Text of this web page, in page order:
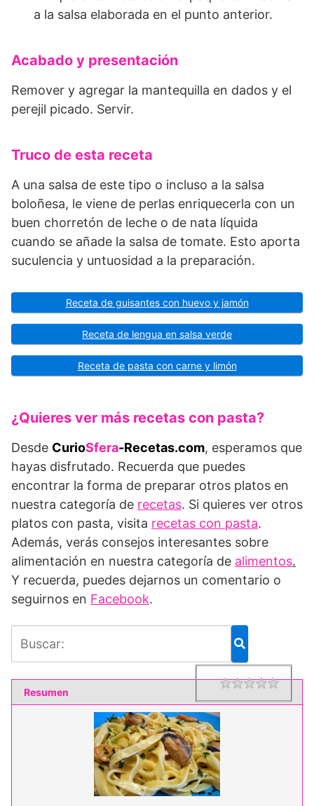
a la salsa elaborada en el punto anterior.
Acabado y presentación
Remover y agregar la mantequilla en dados y el
perejil picado. Servir.
Truco de esta receta
A una salsa de este tipo o incluso a la salsa
boloñesa, le viene de perlas enriquecerla con un
buen chorretón de leche o de nata líquida
cuando se añade la salsa de tomate. Esto aporta
suculencia y untuosidad a la preparación.
Receta de guisantes con huevo y jamón
Receta de lengua en salsa verde
Receta de pasta con carne y limón
¿Quieres ver más recetas con pasta?
Desde CurioSfera-Recetas.com, esperamos que
hayas disfrutado. Recuerda que puedes
encontrar la forma de preparar otros platos en
nuestra categoría de recetas. Si quieres ver otros
platos con pasta, visita recetas con pasta.
Además, verás consejos interesantes sobre
alimentación en nuestra categoría de alimentos.
Y recuerda, puedes dejarnos un comentario o
seguirnos en Facebook.
Resumen Rating